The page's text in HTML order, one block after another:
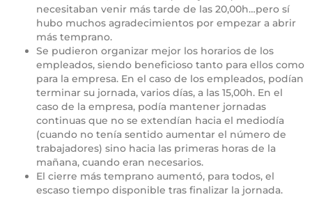
necesitaban venir más tarde de las 20,00h…pero sí
hubo muchos agradecimientos por empezar a abrir
más temprano.
Se pudieron organizar mejor los horarios de los
empleados, siendo beneficioso tanto para ellos como
para la empresa. En el caso de los empleados, podían
terminar su jornada, varios días, a las 15,00h. En el
caso de la empresa, podía mantener jornadas
continuas que no se extendían hacia el mediodía
(cuando no tenía sentido aumentar el número de
trabajadores) sino hacia las primeras horas de la
mañana, cuando eran necesarios.
El cierre más temprano aumentó, para todos, el
escaso tiempo disponible tras finalizar la jornada.